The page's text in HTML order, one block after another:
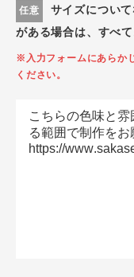
任意
サイズについ
がある場合は、すべて
※入力フォームにあらか
ください。